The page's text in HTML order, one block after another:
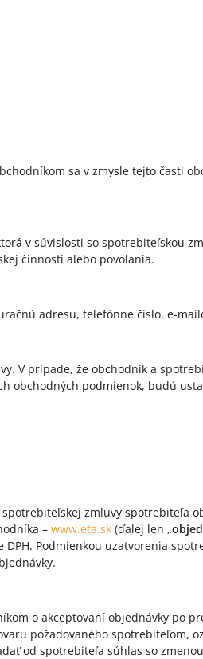
sa v zmysle tejto časti
v súvislosti so spotrebiteľskou
činnosti alebo povolania.
adresu, telefónne číslo, e-
V prípade, že obchodník a
obchodných podmienok, budú
zmluvy spotrebiteľa
– www.eta.sk (ďalej len „
Podmienkou uzatvorenia
o akceptovaní objednávky po
požadovaného spotrebiteľom,
od spotrebiteľa súhlas so